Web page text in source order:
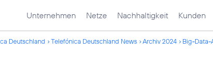
Unternehmen Netze Nachhaltigkeit Kunden
Deutschland Telefónica Deutschland News Archiv 2024 Big-Data-